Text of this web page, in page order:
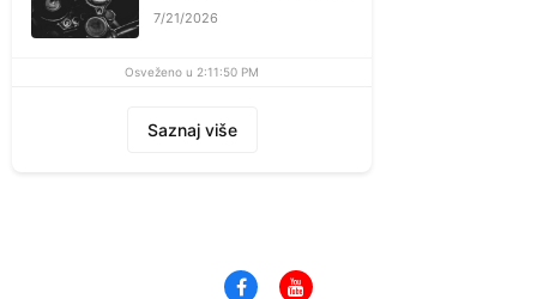
7/21/2026
Osveženo u 2:11:50 PM
Saznaj više